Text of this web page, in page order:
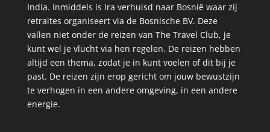
India. Inmiddels is Ira verhuisd naar Bosnië waar zij
retraites organiseert via de Bosnische BV. Deze
vallen niet onder de reizen van The Travel Club, je
kunt wel je vlucht via hen regelen. De reizen hebben
altijd een thema, zodat je in kunt voelen of dit bij je
past. De reizen zijn erop gericht om jouw bewustzijn
te verhogen in een andere omgeving, in een andere
energie.